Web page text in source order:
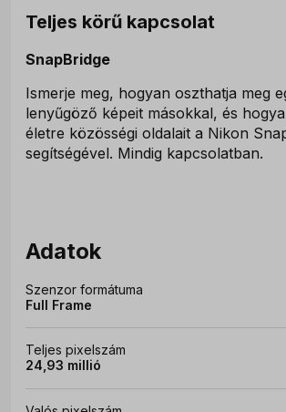
Teljes körű kapcsolat
SnapBridge
Ismerje meg, hogyan oszthatja meg
lenyűgöző képeit másokkal, és
életre közösségi oldalait a Nikon
segítségével. Mindig kapcsolatban.
Adatok
Szenzor formátuma
Full Frame
Teljes pixelszám
24,93 millió